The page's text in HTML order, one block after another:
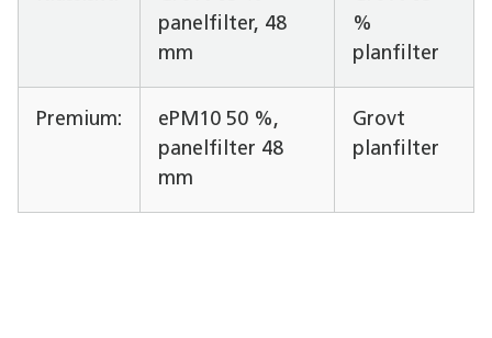
panelfilter, 48
mm
%
planfilter
Premium:
ePM10 50 %,
panelfilter 48
mm
Grovt
planfilter